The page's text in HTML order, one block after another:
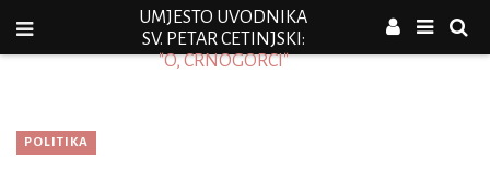
UMJESTO UVODNIKA
SV. PETAR CETINJSKI:
"O, CRNOGORCI"
POLITIKA